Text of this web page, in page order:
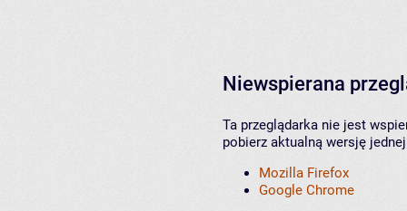
Niewspierana
Ta przeglądarka nie jest
pobierz aktualną wersję
Mozilla Firefox
Google Chrome